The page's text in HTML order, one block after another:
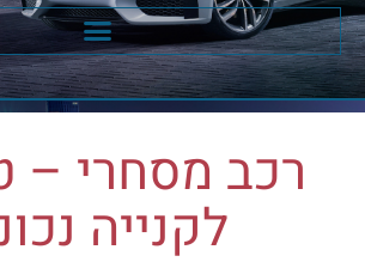
רכב מסחרי –
לקנייה